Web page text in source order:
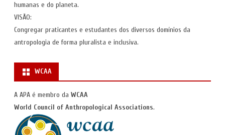
humanas e do planeta.
VISÃO:
Congregar praticantes e estudantes dos diversos domínios da
antropologia de forma pluralista e inclusiva.
WCAA
A APA é membro da WCAA
World Council of Anthropological Associations.